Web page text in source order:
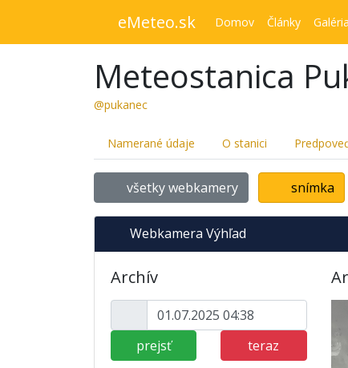
eMeteo.sk Domov Články Galéria
Meteostanica
@pukanec
Namerané údaje O stanici
všetky webkamery snímka
Webkamera Výhľad
Archív
prejsť teraz